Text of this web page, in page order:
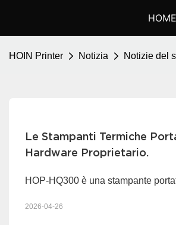
HOME
HOIN Printer Notizia Notizie del
Le Stampanti Termiche
Hardware Proprietario.
HOP-HQ300 è una stampante
2026-04-26